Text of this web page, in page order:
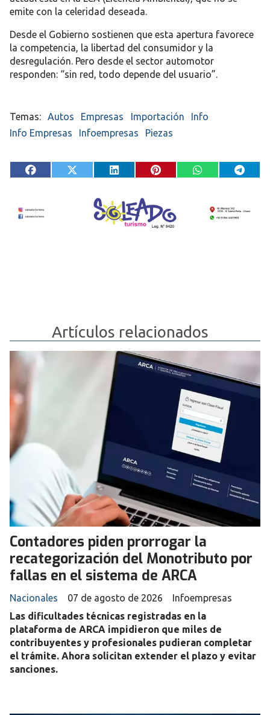
emite con la celeridad deseada.
Desde el Gobierno sostienen que esta apertura favorece
la competencia, la libertad del consumidor y la
desregulación. Pero desde el sector automotor
responden: “sin red, todo depende del usuario”.
Autos Empresas Importación
Info
Info Empresas
Infoempresas Piezas
Artículos relacionados
Contadores piden prorrogar la
recategorización del Monotributo por
fallas en el sistema de ARCA
Infoempresas
Nacionales
07 de agosto de 2026
Las dificultades técnicas registradas en la
plataforma de ARCA impidieron que miles de
contribuyentes y profesionales pudieran completar
el trámite. Ahora solicitan extender el plazo y evitar
sanciones.